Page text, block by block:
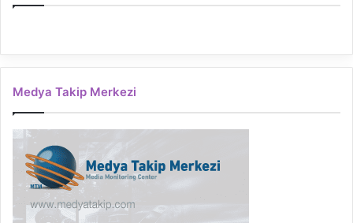
Medya Takip Merkezi